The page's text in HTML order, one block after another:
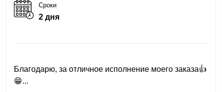
Сроки
2 дня
Благодарю, за отличное исполнение моего заказа👍
😁...